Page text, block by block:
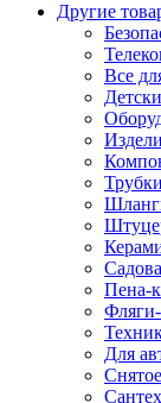
Другие
Все
Пена-
Для